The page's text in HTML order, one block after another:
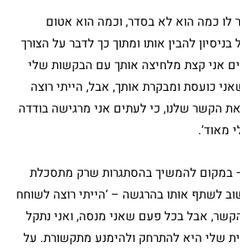
לו כמה הוא לא בסדר, וכמה הוא אטום
להבין אותו ומתוך כך לדבר על הצורך
אני קצת מלחיצה אותך עם הבקשות שלי
כועסת ומבקרת אותך, אבל, הייתי רוצה
הקשר שלנו, כי לעתים אני מרגישה בודדה
מאוד’.
במקום להמשיך בהסתגרות שרק מתסכלת
לשתף אותו בהרגשה – ‘הייתי רוצה לשוחח
אבל בכל פעם שאני מנסה, ואני נתקל
שלי היא להתרחק ולהימנע מתקשורת. על